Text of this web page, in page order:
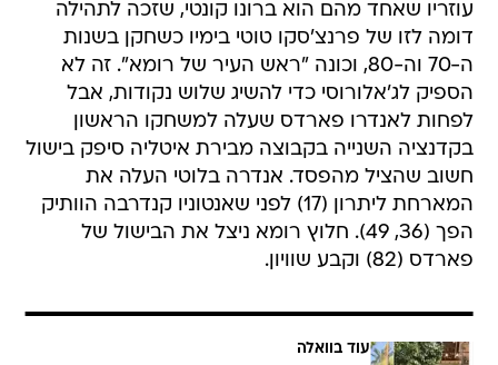
עוזריו שאחד מהם הוא ברונו קונטי, שזכה לתהילה
דומה לזו של פרנצ'סקו טוטי בימיו כשחקן בשנות
ה-70 וה-80, וכונה "ראש העיר של רומא". זה לא
הספיק לג'אלורוסי כדי להשיג שלוש נקודות, אבל
לפחות לאנדרו פארדס שעלה למשחקו הראשון
בקדנציה השנייה בקבוצה מבירת איטליה סיפק בישול
חשוב שהציל מהפסד. אנדרה בלוטי העלה את
המארחת ליתרון (17) לפני שאנטוניו קנדרבה הוותיק
הפך (36, 49). חלוץ רומא ניצל את הבישול של
פארדס (82) וקבע שוויון.
עוד בוואלה